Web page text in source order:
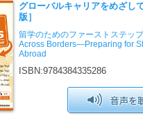
グローバルキャリアをめざし
版］
留学のためのファーストステップ
Across Borders—Preparing for
Abroad
ISBN:9784384335286